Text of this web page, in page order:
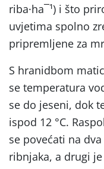
riba·ha¯¹) i što
uvjetima spolno
pripremljene za
S hranidbom
se temperatura
se do jeseni, dok
ispod 12 °C.
se povećati na
ribnjaka, a drugi